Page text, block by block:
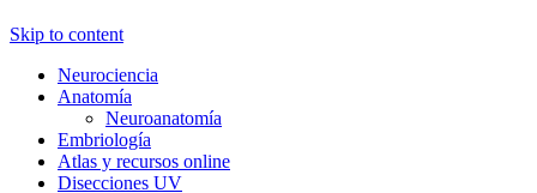
Skip to content
Neurociencia
Anatomía
Neuroanatomía
Embriología
Atlas y recursos online
Disecciones UV